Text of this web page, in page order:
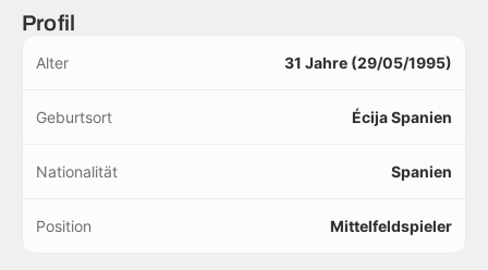
Profil
Alter 31 Jahre (29/05/1995)
Geburtsort Écija Spanien
Nationalität Spanien
Position Mittelfeldspieler